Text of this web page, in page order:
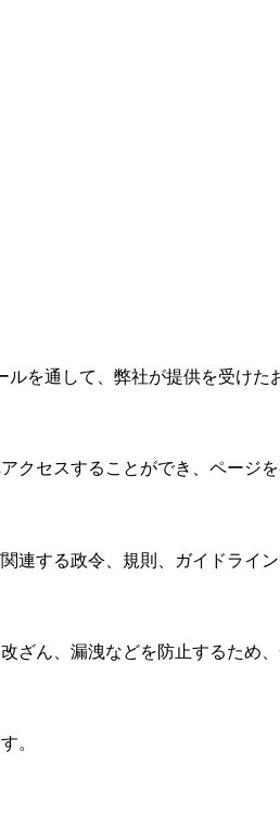
を通して、弊社が提供を受け
クセスすることができ、ページ
連する政令、規則、ガイドライン
ん、漏洩などを防止するため
。